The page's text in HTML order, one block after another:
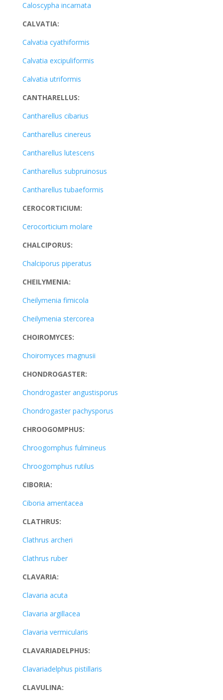
Caloscypha incarnata
CALVATIA:
Calvatia cyathiformis
Calvatia excipuliformis
Calvatia utriformis
CANTHARELLUS:
Cantharellus cibarius
Cantharellus cinereus
Cantharellus lutescens
Cantharellus subpruinosus
Cantharellus tubaeformis
CEROCORTICIUM:
Cerocorticium molare
CHALCIPORUS:
Chalciporus piperatus
CHEILYMENIA:
Cheilymenia fimicola
Cheilymenia stercorea
CHOIROMYCES:
Choiromyces magnusii
CHONDROGASTER:
Chondrogaster angustisporus
Chondrogaster pachysporus
CHROOGOMPHUS:
Chroogomphus fulmineus
Chroogomphus rutilus
CIBORIA:
Ciboria amentacea
CLATHRUS:
Clathrus archeri
Clathrus ruber
CLAVARIA:
Clavaria acuta
Clavaria argillacea
Clavaria vermicularis
CLAVARIADELPHUS:
Clavariadelphus pistillaris
CLAVULINA: